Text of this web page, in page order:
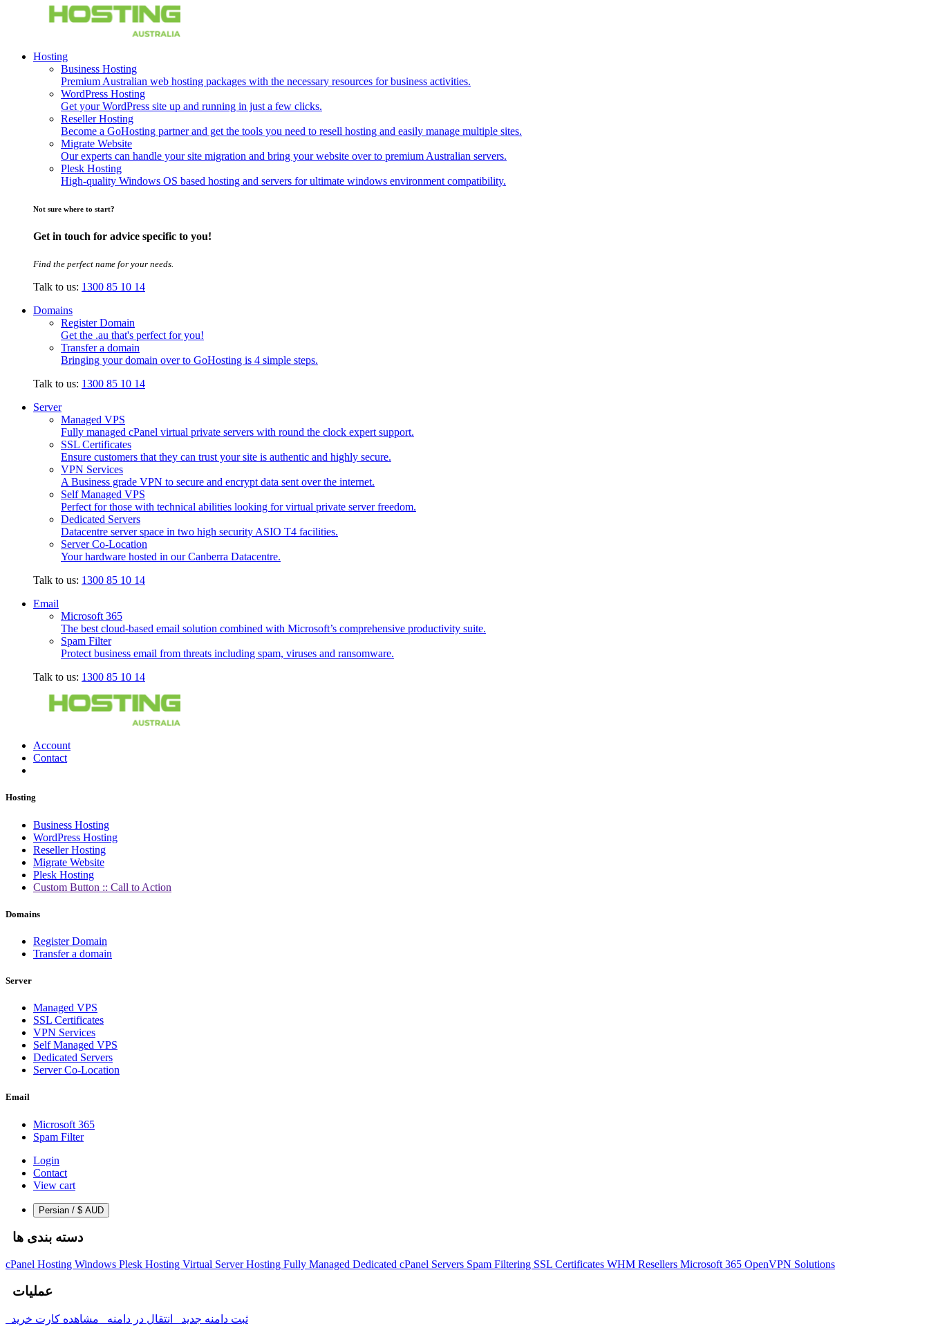
Hosting
Business Hosting
Premium Australian web hosting packages with the necessary resources for business activities.
WordPress Hosting
Get your WordPress site up and running in just a few clicks.
Reseller Hosting
Become a GoHosting partner and get the tools you need to resell hosting and easily manage multiple sites.
Migrate Website
Our experts can handle your site migration and bring your website over to premium Australian servers.
Plesk Hosting
High-quality Windows OS based hosting and servers for ultimate windows environment compatibility.
Not sure where to start?
Get in touch for advice specific to you!
Find the perfect name for your needs.
Talk to us: 1300 85 10 14
Domains
Register Domain
Get the .au that's perfect for you!
Transfer a domain
Bringing your domain over to GoHosting is 4 simple steps.
Talk to us: 1300 85 10 14
Server
Managed VPS
Fully managed cPanel virtual private servers with round the clock expert support.
SSL Certificates
Ensure customers that they can trust your site is authentic and highly secure.
VPN Services
A Business grade VPN to secure and encrypt data sent over the internet.
Self Managed VPS
Perfect for those with technical abilities looking for virtual private server freedom.
Dedicated Servers
Datacentre server space in two high security ASIO T4 facilities.
Server Co-Location
Your hardware hosted in our Canberra Datacentre.
Talk to us: 1300 85 10 14
Email
Microsoft 365
The best cloud-based email solution combined with Microsoft’s comprehensive productivity suite.
Spam Filter
Protect business email from threats including spam, viruses and ransomware.
Talk to us: 1300 85 10 14
Account
Contact
Hosting
Business Hosting
WordPress Hosting
Reseller Hosting
Migrate Website
Plesk Hosting
Custom Button :: Call to Action
Domains
Register Domain
Transfer a domain
Server
Managed VPS
SSL Certificates
VPN Services
Self Managed VPS
Dedicated Servers
Server Co-Location
Email
Microsoft 365
Spam Filter
Login
Contact
View cart
Persian / $ AUD
دسته بندی ها
cPanel Hosting Windows Plesk Hosting Virtual Server Hosting Fully Managed Dedicated cPanel Servers Spam Filtering SSL Certificates WHM Resellers Microsoft 365 OpenVPN Solutions
عملیات
ثبت دامنه جدید انتقال در دامنه مشاهده کارت خرید